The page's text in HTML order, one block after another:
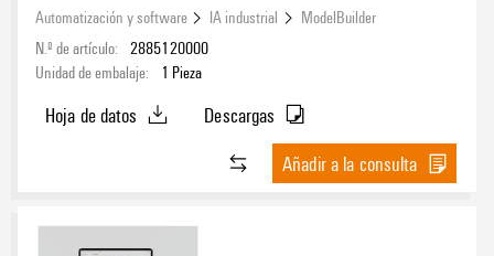
Automatización y software IA industrial
ModelBuilder
N.º de artículo: 2885120000
Unidad de embalaje:
1 Pieza
Hoja de datos
Descargas
Añadir a la consulta